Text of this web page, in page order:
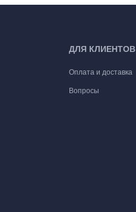
ДЛЯ КЛИЕНТОВ
Оплата и доставка
Вопросы